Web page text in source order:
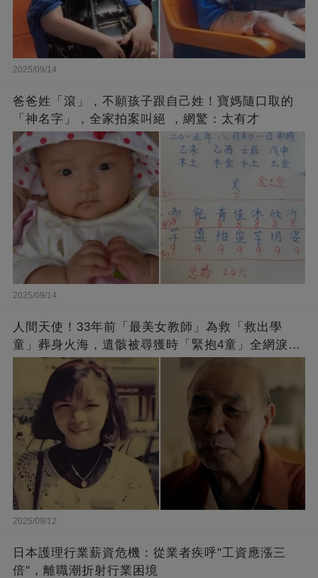
2025/09/14
爸爸姓「滾」，不願孩子跟自己姓！寶媽隨口取的
「神名字」，全家拍案叫絕 ，網驚：太有才
2025/09/14
人間天使！33年前「最美女教師」為救「救出學
童」葬身火海，遺骸被尋獲時「緊抱4童」全網淚
崩：真正的英雄不該被遺忘
2025/09/12
日本護理行業薪資危機：從業者疾呼"工資應漲三
倍"，離職潮折射行業困境